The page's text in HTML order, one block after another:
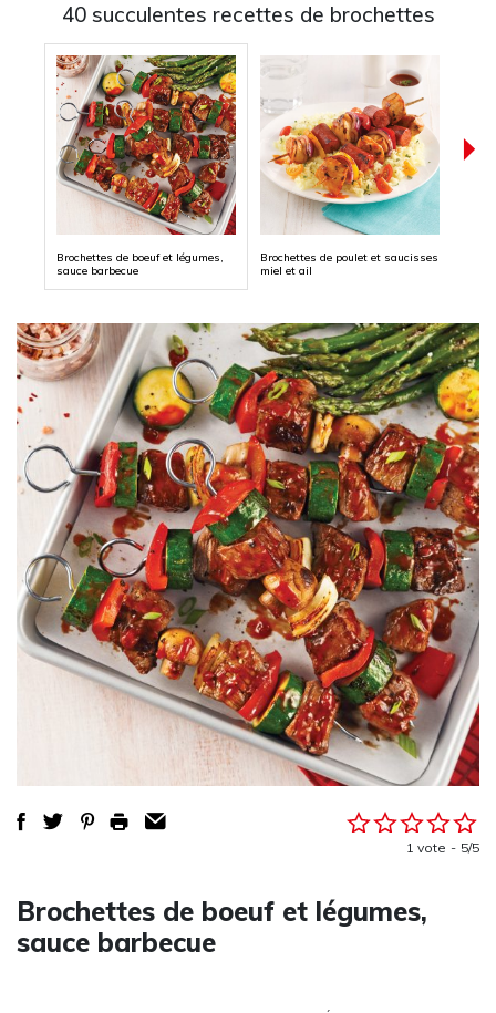
40 succulentes recettes de brochettes
Brochettes de boeuf et légumes,
sauce barbecue
Brochettes de poulet et saucisses
miel et ail
1 vote 5/5
Brochettes de boeuf et légumes,
sauce barbecue